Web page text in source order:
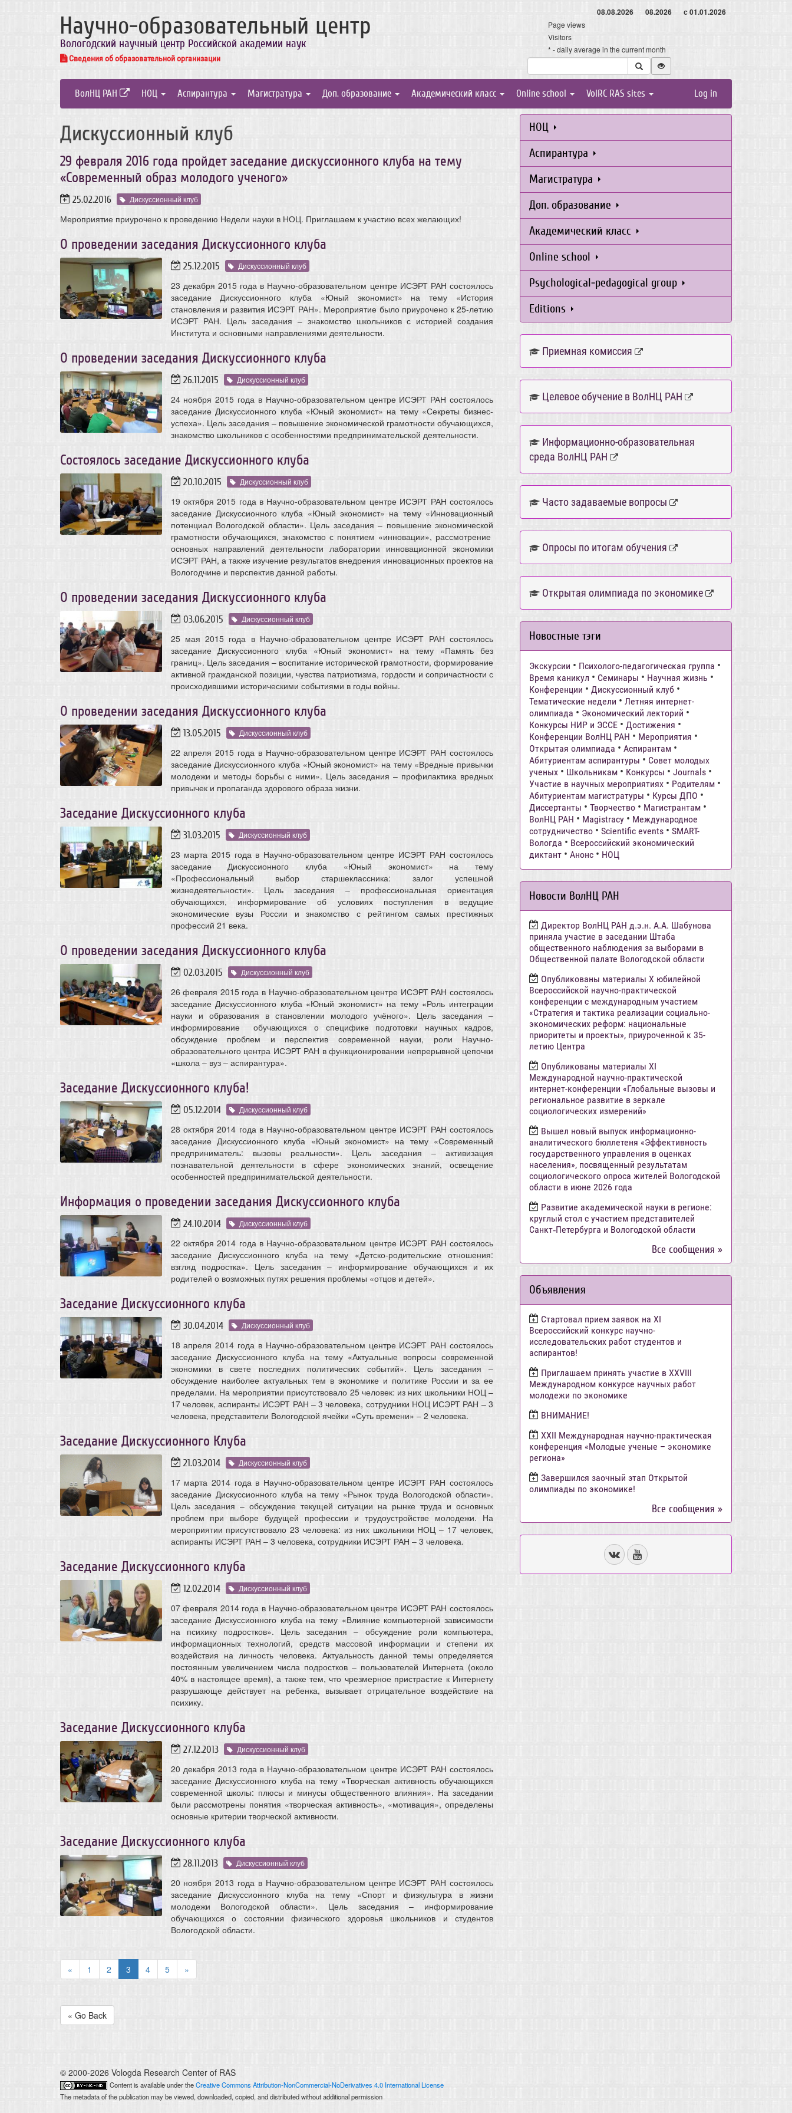
Научно-образовательный центр
Вологодский научный центр Российской академии наук
Сведения об образовательной организации
08.08.2026 08.2026 с 01.01.2026
Page views
Visitors
* - daily average in the current month
ВолНЦ РАН НОЦ Аспирантура Магистратура Доп. образование Академический класс Online school VolRC RAS sites Log in
Дискуссионный клуб
29 февраля 2016 года пройдет заседание дискуссионного клуба на тему
«Современный образ молодого ученого»
25.02.2016 Дискуссионный клуб
Мероприятие приурочено к проведению Недели науки в НОЦ. Приглашаем к участию всех желающих!
О проведении заседания Дискуссионного клуба
25.12.2015 Дискуссионный клуб
23 декабря 2015 года в Научно-образовательном центре ИСЭРТ РАН состоялось
заседание Дискуссионного клуба «Юный экономист» на тему «История
становления и развития ИСЭРТ РАН». Мероприятие было приурочено к 25-летию
ИСЭРТ РАН. Цель заседания – знакомство школьников с историей создания
Института и основными направлениями деятельности.
О проведении заседания Дискуссионного клуба
26.11.2015 Дискуссионный клуб
24 ноября 2015 года в Научно-образовательном центре ИСЭРТ РАН состоялось
заседание Дискуссионного клуба «Юный экономист» на тему «Секреты бизнес-
успеха». Цель заседания – повышение экономической грамотности обучающихся,
знакомство школьников с особенностями предпринимательской деятельности.
Состоялось заседание Дискуссионного клуба
20.10.2015 Дискуссионный клуб
19 октября 2015 года в Научно-образовательном центре ИСЭРТ РАН состоялось
заседание Дискуссионного клуба «Юный экономист» на тему «Инновационный
потенциал Вологодской области». Цель заседания – повышение экономической
грамотности обучающихся, знакомство с понятием «инновации», рассмотрение
основных направлений деятельности лаборатории инновационной экономики
ИСЭРТ РАН, а также изучение результатов внедрения инновационных проектов на
Вологодчине и перспектив данной работы.
О проведении заседания Дискуссионного клуба
03.06.2015 Дискуссионный клуб
25 мая 2015 года в Научно-образовательном центре ИСЭРТ РАН состоялось
заседание Дискуссионного клуба «Юный экономист» на тему «Память без
границ». Цель заседания – воспитание исторической грамотности, формирование
активной гражданской позиции, чувства патриотизма, гордости и сопричастности с
происходившими историческими событиями в годы войны.
О проведении заседания Дискуссионного клуба
13.05.2015 Дискуссионный клуб
22 апреля 2015 года в Научно-образовательном центре ИСЭРТ РАН состоялось
заседание Дискуссионного клуба «Юный экономист» на тему «Вредные привычки
молодежи и методы борьбы с ними». Цель заседания – профилактика вредных
привычек и пропаганда здорового образа жизни.
Заседание Дискуссионного клуба
31.03.2015 Дискуссионный клуб
23 марта 2015 года в Научно-образовательном центре ИСЭРТ РАН состоялось
заседание Дискуссионного клуба «Юный экономист» на тему
«Профессиональный выбор старшеклассника: залог успешной
жизнедеятельности». Цель заседания – профессиональная ориентация
обучающихся, информирование об условиях поступления в ведущие
экономические вузы России и знакомство с рейтингом самых престижных
профессий 21 века.
О проведении заседания Дискуссионного клуба
02.03.2015 Дискуссионный клуб
26 февраля 2015 года в Научно-образовательном центре ИСЭРТ РАН состоялось
заседание Дискуссионного клуба «Юный экономист» на тему «Роль интеграции
науки и образования в становлении молодого учёного». Цель заседания –
информирование обучающихся о специфике подготовки научных кадров,
обсуждение проблем и перспектив современной науки, роли Научно-
образовательного центра ИСЭРТ РАН в функционировании непрерывной цепочки
«школа – вуз – аспирантура».
Заседание Дискуссионного клуба!
05.12.2014 Дискуссионный клуб
28 октября 2014 года в Научно-образовательном центре ИСЭРТ РАН состоялось
заседание Дискуссионного клуба «Юный экономист» на тему «Современный
предприниматель: вызовы реальности». Цель заседания – активизация
познавательной деятельности в сфере экономических знаний, освещение
особенностей предпринимательской деятельности.
Информация о проведении заседания Дискуссионного клуба
24.10.2014 Дискуссионный клуб
22 октября 2014 года в Научно-образовательном центре ИСЭРТ РАН состоялось
заседание Дискуссионного клуба на тему «Детско-родительские отношения:
взгляд подростка». Цель заседания – информирование обучающихся и их
родителей о возможных путях решения проблемы «отцов и детей».
Заседание Дискуссионного клуба
30.04.2014 Дискуссионный клуб
18 апреля 2014 года в Научно-образовательном центре ИСЭРТ РАН состоялось
заседание Дискуссионного клуба на тему «Актуальные вопросы современной
экономики в свете последних политических событий». Цель заседания –
обсуждение наиболее актуальных тем в экономике и политике России и за ее
пределами. На мероприятии присутствовало 25 человек: из них школьники НОЦ –
17 человек, аспиранты ИСЭРТ РАН – 3 человека, сотрудники НОЦ ИСЭРТ РАН – 3
человека, представители Вологодской ячейки «Суть времени» – 2 человека.
Заседание Дискуссионного Клуба
21.03.2014 Дискуссионный клуб
17 марта 2014 года в Научно-образовательном центре ИСЭРТ РАН состоялось
заседание Дискуссионного клуба на тему «Рынок труда Вологодской области».
Цель заседания – обсуждение текущей ситуации на рынке труда и основных
проблем при выборе будущей профессии и трудоустройстве молодежи. На
мероприятии присутствовало 23 человека: из них школьники НОЦ – 17 человек,
аспиранты ИСЭРТ РАН – 3 человека, сотрудники ИСЭРТ РАН – 3 человека.
Заседание Дискуссионного клуба
12.02.2014 Дискуссионный клуб
07 февраля 2014 года в Научно-образовательном центре ИСЭРТ РАН состоялось
заседание Дискуссионного клуба на тему «Влияние компьютерной зависимости
на психику подростков». Цель заседания – обсуждение роли компьютера,
информационных технологий, средств массовой информации и степени их
воздействия на личность человека. Актуальность данной темы определяется
постоянным увеличением числа подростков – пользователей Интернета (около
40% в настоящее время), а также тем, что чрезмерное пристрастие к Интернету
разрушающе действует на ребенка, вызывает отрицательное воздействие на
психику.
Заседание Дискуссионного клуба
27.12.2013 Дискуссионный клуб
20 декабря 2013 года в Научно-образовательном центре ИСЭРТ РАН состоялось
заседание Дискуссионного клуба на тему «Творческая активность обучающихся
современной школы: плюсы и минусы общественного влияния». На заседании
были рассмотрены понятия «творческая активность», «мотивация», определены
основные критерии творческой активности.
Заседание Дискуссионного клуба
28.11.2013 Дискуссионный клуб
20 ноября 2013 года в Научно-образовательном центре ИСЭРТ РАН состоялось
заседание Дискуссионного клуба на тему «Спорт и физкультура в жизни
молодежи Вологодской области». Цель заседания – информирование
обучающихся о состоянии физического здоровья школьников и студентов
Вологодской области.
« 1 2 3 4 5 »
« Go Back
НОЦ
Аспирантура
Магистратура
Доп. образование
Академический класс
Online school
Psychological-pedagogical group
Editions
Приемная комиссия
Целевое обучение в ВолНЦ РАН
Информационно-образовательная
среда ВолНЦ РАН
Часто задаваемые вопросы
Опросы по итогам обучения
Открытая олимпиада по экономике
Новостные тэги
Экскурсии • Психолого-педагогическая группа •
Время каникул • Семинары • Научная жизнь •
Конференции • Дискуссионный клуб •
Тематические недели • Летняя интернет-
олимпиада • Экономический лекторий •
Конкурсы НИР и ЭССЕ • Достижения •
Конференции ВолНЦ РАН • Мероприятия •
Открытая олимпиада • Аспирантам •
Абитуриентам аспирантуры • Совет молодых
ученых • Школьникам • Конкурсы • Journals •
Участие в научных мероприятиях • Родителям •
Абитуриентам магистратуры • Курсы ДПО •
Диссертанты • Творчество • Магистрантам •
ВолНЦ РАН • Magistracy • Международное
сотрудничество • Scientific events • SMART-
Вологда • Всероссийский экономический
диктант • Анонс • НОЦ
Новости ВолНЦ РАН
Директор ВолНЦ РАН д.э.н. А.А. Шабунова
приняла участие в заседании Штаба
общественного наблюдения за выборами в
Общественной палате Вологодской области
Опубликованы материалы X юбилейной
Всероссийской научно-практической
конференции с международным участием
«Стратегия и тактика реализации социально-
экономических реформ: национальные
приоритеты и проекты», приуроченной к 35-
летию Центра
Опубликованы материалы XI
Международной научно-практической
интернет-конференции «Глобальные вызовы и
региональное развитие в зеркале
социологических измерений»
Вышел новый выпуск информационно-
аналитического бюллетеня «Эффективность
государственного управления в оценках
населения», посвященный результатам
социологического опроса жителей Вологодской
области в июне 2026 года
Развитие академической науки в регионе:
круглый стол с участием представителей
Санкт‑Петербурга и Вологодской области
Все сообщения »
Объявления
Стартовал прием заявок на XI
Всероссийский конкурс научно-
исследовательских работ студентов и
аспирантов!
Приглашаем принять участие в XXVIII
Международном конкурсе научных работ
молодежи по экономике
ВНИМАНИЕ!
ХХII Международная научно-практическая
конференция «Молодые ученые – экономике
региона»
Завершился заочный этап Открытой
олимпиады по экономике!
Все сообщения »
© 2000-2026 Vologda Research Center of RAS
Content is available under theCreative Commons Attribution-NonCommercial-NoDerivatives 4.0 International License
The metadata of the publication may be viewed, downloaded, copied, and distributed without additional permission